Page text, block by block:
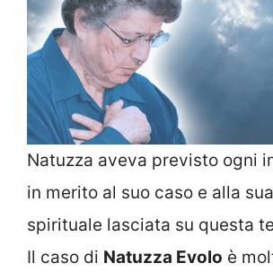
Natuzza aveva previsto ogni
in merito al suo caso e alla
spirituale lasciata su questa
Il caso di Natuzza Evolo è